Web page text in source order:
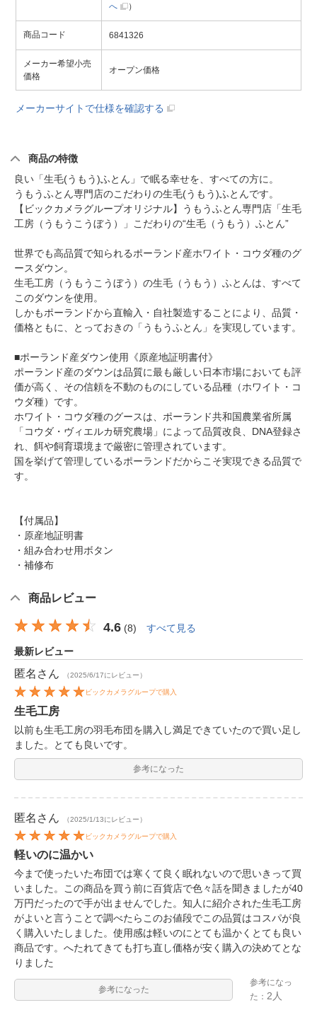
へ ）
商品コード 6841326
メーカー希望小売
価格
オープン価格
メーカーサイトで仕様を確認する
商品の特徴
良い「生毛(うもう)ふとん」で眠る幸せを、すべての方に。
うもうふとん専門店のこだわりの生毛(うもう)ふとんです。
【ビックカメラグループオリジナル】うもうふとん専門店「生毛
工房（うもうこうぼう）」こだわりの“生毛（うもう）ふとん”
世界でも高品質で知られるポーランド産ホワイト・コウダ種のグ
ースダウン。
生毛工房（うもうこうぼう）の生毛（うもう）ふとんは、すべて
このダウンを使用。
しかもポーランドから直輸入・自社製造することにより、品質・
価格ともに、とっておきの「うもうふとん」を実現しています。
■ポーランド産ダウン使用《原産地証明書付》
ポーランド産のダウンは品質に最も厳しい日本市場においても評
価が高く、その信頼を不動のものにしている品種（ホワイト・コ
ウダ種）です。
ホワイト・コウダ種のグースは、ポーランド共和国農業省所属
「コウダ・ヴィエルカ研究農場」によって品質改良、DNA登録さ
れ、餌や飼育環境まで厳密に管理されています。
国を挙げて管理しているポーランドだからこそ実現できる品質で
す。
【付属品】
・原産地証明書
・組み合わせ用ボタン
・補修布
商品レビュー
4.6 (8) すべて見る
最新レビュー
匿名 さん （2025/6/17にレビュー）
ビックカメラグループで購入
生毛工房
以前も生毛工房の羽毛布団を購入し満足できていたので買い足し
ました。とても良いです。
参考になった
匿名 さん （2025/1/13にレビュー）
ビックカメラグループで購入
軽いのに温かい
今まで使ったいた布団では寒くて良く眠れないので思いきって買
いました。この商品を買う前に百貨店で色々話を聞きましたが40
万円だったので手が出ませんでした。知人に紹介された生毛工房
がよいと言うことで調べたらこのお値段でこの品質はコスパが良
く購入いたしました。使用感は軽いのにとても温かくとても良い
商品です。へたれてきても打ち直し価格が安く購入の決めてとな
りました
参考になった
参考になっ
た：2人